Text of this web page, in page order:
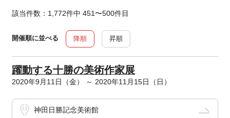
該当件数：1,772件中 451〜500件目
開催順に並べる 降順 昇順
躍動する十勝の美術作家展
2020年9月11日（金） ～ 2020年11月15日（日）
神田日勝記念美術館